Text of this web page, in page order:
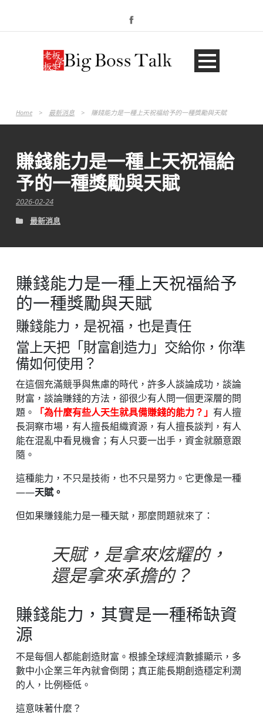
Home > 最新消息 > 賺錢能力是一種上天祝福給予的一種獎勵與天賦
賺錢能力是一種上天祝福給
予的一種獎勵與天賦
2026-02-24
最新消息
賺錢能力是一種上天祝福給予
的一種獎勵與天賦
賺錢能力，是祝福，也是責任
當上天把「財富創造力」交給你，你準
備如何使用？
在這個充滿競爭與焦慮的時代，許多人談論成功，談論
財富，談論賺錢的方法，卻很少有人問一個更深層的問
題。
「為什麼有些人天生就具備賺錢的能力？」 有人擅
長洞察市場，有人擅長組織資源，有人擅長談判，有人
能在混亂中看見機會；有人只要一出手，資金就願意跟
隨。
這種能力，不只是技術，也不只是努力。它更像是一種
——天賦。
但如果賺錢能力是一種天賦，那麼問題就來了：
天賦，是拿來炫耀的，
還是拿來承擔的？
賺錢能力，其實是一種稀缺資
源
不是每個人都能創造財富。根據全球經濟數據顯示，多
數中小企業三年內就會倒閉；真正能長期創造穩定利潤
的人，比例極低。
這意味著什麼？